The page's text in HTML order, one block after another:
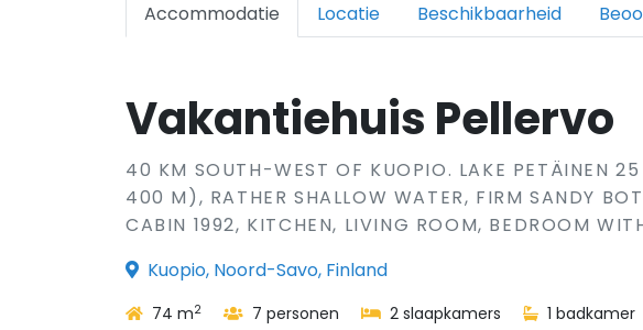
Accommodatie Locatie Beschikbaarheid
Vakantiehuis Pellervo
40 KM SOUTH-WEST OF KUOPIO. LAKE PETÄINEN
400 M), RATHER SHALLOW WATER, FIRM SANDY
CABIN 1992, KITCHEN, LIVING ROOM, BEDROOM
Kuopio, Noord-Savo, Finland
74 m2 7 personen 2 slaapkamers 1 badkamer